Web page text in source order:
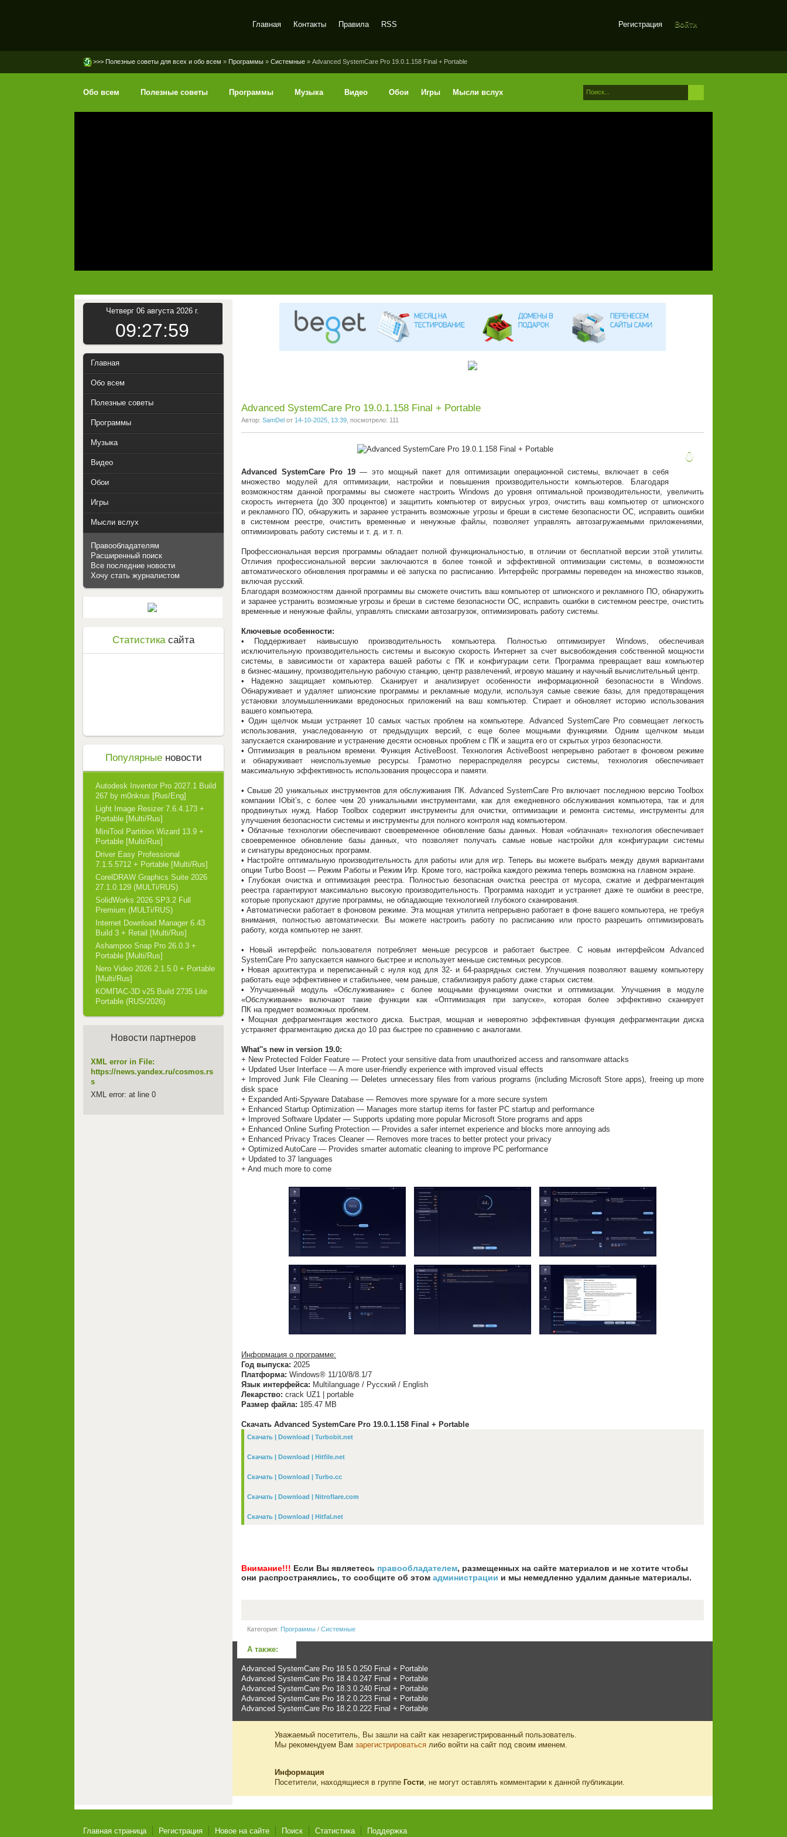
Регистрация Войти
Главная Контакты Правила RSS
>>> Полезные советы для всех и обо всем » Программы » Системные » Advanced SystemCare Pro 19.0.1.158 Final + Portable
Обо всем Полезные советы Программы Музыка Видео Обои Игры Мысли вслух
1 2 3 4 5 6 7
Advanced SystemCare Pro 19.0.1.158 Final + Portable
Автор: SamDel от 14-10-2025, 13:39 , посмотрело: 111
0
Advanced SystemCare Pro 19— это мощный пакет для оптимизации операционной системы, включает в себя
множество модулей для оптимизации, настройки и повышения производительности компьютеров. Благодаря
возможностям данной программы вы сможете настроить Windows до уровня оптимальной производительности, увеличить
скорость интернета (до 300 процентов) и защитить компьютер от вирусных угроз, очистить ваш компьютер от шпионского
и рекламного ПО, обнаружить и заранее устранить возможные угрозы и бреши в системе безопасности ОС, исправить ошибки
в системном реестре, очистить временные и ненужные файлы, позволяет управлять автозагружаемыми приложениями,
оптимизировать работу системы и т. д. и т. п.
Профессиональная версия программы обладает полной функциональностью, в отличии от бесплатной версии этой утилиты.
Отличия профессиональной версии заключаются в более тонкой и эффективной оптимизации системы, в возможности
автоматического обновления программы и её запуска по расписанию. Интерфейс программы переведен на множество языков,
включая русский.
Благодаря возможностям данной программы вы сможете очистить ваш компьютер от шпионского и рекламного ПО, обнаружить
и заранее устранить возможные угрозы и бреши в системе безопасности ОС, исправить ошибки в системном реестре, очистить
временные и ненужные файлы, управлять списками автозагрузок, оптимизировать работу системы.
Ключевые особенности:
• Поддерживает наивысшую производительность компьютера. Полностью оптимизирует Windows, обеспечивая
исключительную производительность системы и высокую скорость Интернет за счет высвобождения собственной мощности
системы, в зависимости от характера вашей работы с ПК и конфигурации сети. Программа превращает ваш компьютер
в бизнес-машину, производительную рабочую станцию, центр развлечений, игровую машину и научный вычислительный центр.
• Надежно защищает компьютер. Сканирует и анализирует особенности информационной безопасности в Windows.
Обнаруживает и удаляет шпионские программы и рекламные модули, используя самые свежие базы, для предотвращения
установки злоумышленниками вредоносных приложений на ваш компьютер. Стирает и обновляет историю использования
вашего компьютера.
• Один щелчок мыши устраняет 10 самых частых проблем на компьютере. Advanced SystemCare Pro совмещает легкость
использования, унаследованную от предыдущих версий, с еще более мощными функциями. Одним щелчком мыши
запускается сканирование и устранение десяти основных проблем с ПК и защита его от скрытых угроз безопасности.
• Оптимизация в реальном времени. Функция ActiveBoost. Технология ActiveBoost непрерывно работает в фоновом режиме
и обнаруживает неиспользуемые ресурсы. Грамотно перераспределяя ресурсы системы, технология обеспечивает
максимальную эффективность использования процессора и памяти.
• Свыше 20 уникальных инструментов для обслуживания ПК. Advanced SystemCare Pro включает последнюю версию Toolbox
компании IObit’s, с более чем 20 уникальными инструментами, как для ежедневного обслуживания компьютера, так и для
продвинутых нужд. Набор Toolbox содержит инструменты для очистки, оптимизации и ремонта системы, инструменты для
улучшения безопасности системы и инструменты для полного контроля над компьютером.
• Облачные технологии обеспечивают своевременное обновление базы данных. Новая «облачная» технология обеспечивает
своевременное обновление базы данных, что позволяет получать самые новые настройки для конфигурации системы
и сигнатуры вредоносных программ.
• Настройте оптимальную производительность для работы или для игр. Теперь вы можете выбрать между двумя вариантами
опции Turbo Boost — Режим Работы и Режим Игр. Кроме того, настройка каждого режима теперь возможна на главном экране.
• Глубокая очистка и оптимизация реестра. Полностью безопасная очистка реестра от мусора, сжатие и дефрагментация
реестра гарантируют максимально высокую производительность. Программа находит и устраняет даже те ошибки в реестре,
которые пропускают другие программы, не обладающие технологией глубокого сканирования.
• Автоматически работает в фоновом режиме. Эта мощная утилита непрерывно работает в фоне вашего компьютера, не требуя
внимания, полностью автоматически. Вы можете настроить работу по расписанию или просто разрешить оптимизировать
работу, когда компьютер не занят.
• Новый интерфейс пользователя потребляет меньше ресурсов и работает быстрее. С новым интерфейсом Advanced
SystemCare Pro запускается намного быстрее и использует меньше системных ресурсов.
• Новая архитектура и переписанный с нуля код для 32- и 64-разрядных систем. Улучшения позволяют вашему компьютеру
работать еще эффективнее и стабильнее, чем раньше, стабилизируя работу даже старых систем.
• Улучшенный модуль «Обслуживание» с более мощными функциями очистки и оптимизации. Улучшения в модуле
«Обслуживание» включают такие функции как «Оптимизация при запуске», которая более эффективно сканирует
ПК на предмет возможных проблем.
• Мощная дефрагментация жесткого диска. Быстрая, мощная и невероятно эффективная функция дефрагментации диска
устраняет фрагментацию диска до 10 раз быстрее по сравнению с аналогами.
What''s new in version 19.0:
+ New Protected Folder Feature — Protect your sensitive data from unauthorized access and ransomware attacks
+ Updated User Interface — A more user-friendly experience with improved visual effects
+ Improved Junk File Cleaning — Deletes unnecessary files from various programs (including Microsoft Store apps), freeing up more
disk space
+ Expanded Anti-Spyware Database — Removes more spyware for a more secure system
+ Enhanced Startup Optimization — Manages more startup items for faster PC startup and performance
+ Improved Software Updater — Supports updating more popular Microsoft Store programs and apps
+ Enhanced Online Surfing Protection — Provides a safer internet experience and blocks more annoying ads
+ Enhanced Privacy Traces Cleaner — Removes more traces to better protect your privacy
+ Optimized AutoCare — Provides smarter automatic cleaning to improve PC performance
+ Updated to 37 languages
+ And much more to come
Информация о программе:
Год выпуска: 2025
Платформа: Windows® 11/10/8/8.1/7
Язык интерфейса: Multilanguage / Русский / English
Лекарство: crack UZ1 | portable
Размер файла: 185.47 MB
Скачать Advanced SystemCare Pro 19.0.1.158 Final + Portable
Скачать | Download | Turbobit.net
Скачать | Download | Hitfile.net
Скачать | Download | Turbo.cc
Скачать | Download | Nitroflare.com
Скачать | Download | Hitfal.net
Внимание!!! Если Вы являетесь правообладателем, размещенных на сайте материалов и не хотите чтобы
они распространялись, то сообщите об этом администрации и мы немедленно удалим данные материалы.
Категория: Программы / Системные
А также:
Advanced SystemCare Pro 18.5.0.250 Final + Portable
Advanced SystemCare Pro 18.4.0.247 Final + Portable
Advanced SystemCare Pro 18.3.0.240 Final + Portable
Advanced SystemCare Pro 18.2.0.223 Final + Portable
Advanced SystemCare Pro 18.2.0.222 Final + Portable
Уважаемый посетитель, Вы зашли на сайт как незарегистрированный пользователь.
Мы рекомендуем Вам зарегистрироваться либо войти на сайт под своим именем.
Информация
Посетители, находящиеся в группе Гости, не могут оставлять комментарии к данной публикации.
Четверг 06 августа 2026 г.
09:28:00
Главная
Обо всем
Полезные советы
Программы
Музыка
Видео
Обои
Игры
Мысли вслух
Правообладателям
Расширенный поиск
Все последние новости
Хочу стать журналистом
Статистикасайта
Популярныеновости
Autodesk Inventor Pro 2027.1 Build
267 by m0nkrus [Rus/Eng]
Light Image Resizer 7.6.4.173 +
Portable [Multi/Rus]
MiniTool Partition Wizard 13.9 +
Portable [Multi/Rus]
Driver Easy Professional
7.1.5.5712 + Portable [Multi/Rus]
CorelDRAW Graphics Suite 2026
27.1.0.129 (MULTi/RUS)
SolidWorks 2026 SP3.2 Full
Premium (MULTi/RUS)
Internet Download Manager 6.43
Build 3 + Retail [Multi/Rus]
Ashampoo Snap Pro 26.0.3 +
Portable [Multi/Rus]
Nero Video 2026 2.1.5.0 + Portable
[Multi/Rus]
КОМПАС-3D v25 Build 2735 Lite
Portable (RUS/2026)
Новости партнеров
XML error in File:
https://news.yandex.ru/cosmos.rs
s
XML error: at line 0
Главная страница Регистрация Новое на сайте Поиск Статистика Поддержка